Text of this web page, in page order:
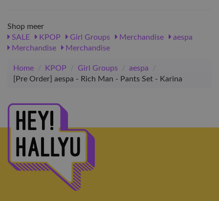
Shop meer
SALE
KPOP Girl Groups Merchandise
aespa
Merchandise
Merchandise
Home / KPOP / Girl Groups / aespa
/
[Pre Order] aespa - Rich Man - Pants Set - Karina